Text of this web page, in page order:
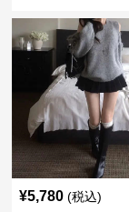
¥5,780 (税込)